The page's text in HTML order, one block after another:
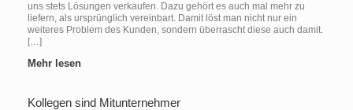
uns stets Lösungen verkaufen. Dazu gehört es auch mal mehr zu
liefern, als ursprünglich vereinbart. Damit löst man nicht nur ein
weiteres Problem des Kunden, sondern überrascht diese auch damit.
[…]
Mehr lesen
Kollegen sind Mitunternehmer